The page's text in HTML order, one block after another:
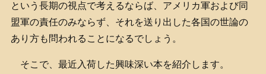
という長期の視点で考えるならば、アメリカ軍および同
盟軍の責任のみならず、それを送り出した各国の世論の
あり方も問われることになるでしょう。
そこで、最近入荷した興味深い本を紹介します。